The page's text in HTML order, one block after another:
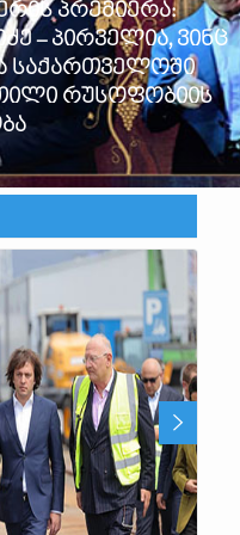
პრემიერა:
– პირველია, ვინც
საქართველოში
რუსოფობიის